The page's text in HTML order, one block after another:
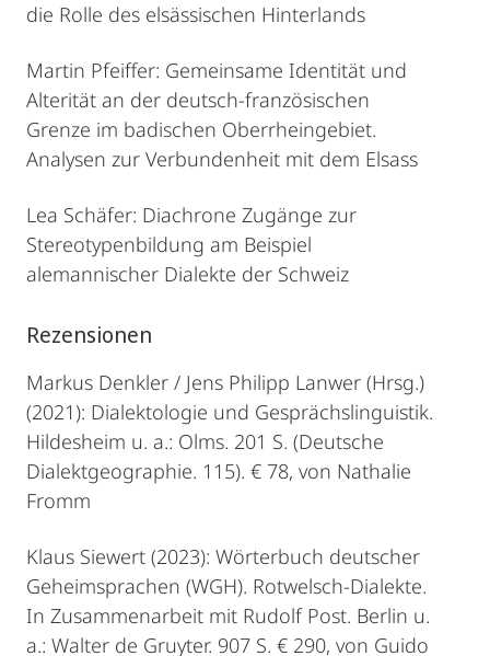
die Rolle des elsässischen Hinterlands
Martin Pfeiffer: Gemeinsame Identität und
Alterität an der deutsch-französischen
Grenze im badischen Oberrheingebiet.
Analysen zur Verbundenheit mit dem Elsass
Lea Schäfer: Diachrone Zugänge zur
Stereotypenbildung am Beispiel
alemannischer Dialekte der Schweiz
Rezensionen
Markus Denkler / Jens Philipp Lanwer (Hrsg.)
(2021): Dialektologie und Gesprächslinguistik.
Hildesheim u. a.: Olms. 201 S. (Deutsche
Dialektgeographie. 115). € 78, von Nathalie
Fromm
Klaus Siewert (2023): Wörterbuch deutscher
Geheimsprachen (WGH). Rotwelsch-Dialekte.
In Zusammenarbeit mit Rudolf Post. Berlin u.
a.: Walter de Gruyter. 907 S. € 290, von Guido